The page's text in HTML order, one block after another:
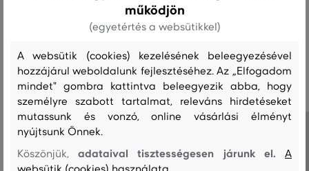
Ajánlott termékek
működjön
(egyetértés a websütikkel)
A websütik (cookies) kezelésének beleegyezésével
hozzájárul weboldalunk fejlesztéséhez. Az „Elfogadom
mindet" gombra kattintva beleegyezik abba, hogy
személyre szabott tartalmat, releváns hirdetéseket
mutassunk és vonzó, online vásárlási élményt
nyújtsunk Önnek.
Köszönjük,adataival tisztességesen járunk el.A